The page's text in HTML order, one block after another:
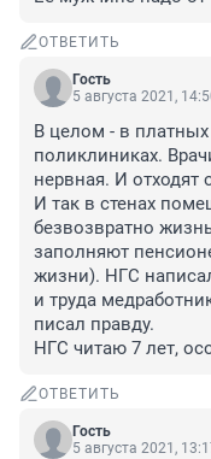
ОТВЕТИТЬ
Гость
5 августа 2021,
В целом - в платных
поликлиниках.
нервная. И отходят
И так в стенах
безвозвратно
заполняют
жизни). НГС
и труда
писал правду.
НГС читаю 7 лет,
ОТВЕТИТЬ
Гость
5 августа 2021,